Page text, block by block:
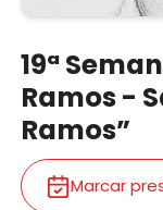
19ª
Ramos -
Ramos”
Marcar